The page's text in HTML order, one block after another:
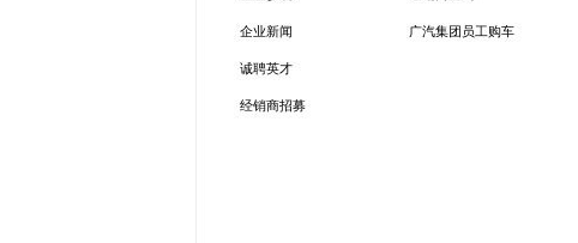
企业新闻
诚聘英才
经销商招募
广汽集团员工购车